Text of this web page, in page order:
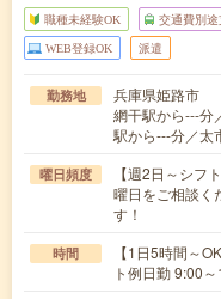
職種未経験OK 交通費別途
WEB登録OK 派遣
勤務地
兵庫県姫路市
網干駅から---分
駅から---分／太
曜日頻度
【週2日～シフ
曜日をご相談く
す！
時間
【1日5時間～
ト例日勤 9:00